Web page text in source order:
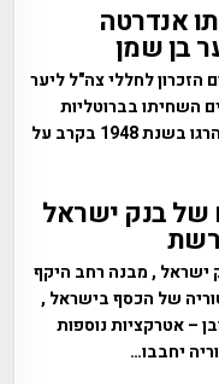
אנדרטה
בן שמן
הזכרון לחללי צה"ל ליער
השחיתו בברוטליות
מצבה שהוקמה לזכרם של חללי צה"ל שנהרגו בשנת 1948 בקרב על
של בנק ישראל
ישראל , מבנה רחב היקף
של הכסף בישראל ,
– אטרקציות נוספות
יחבבו…